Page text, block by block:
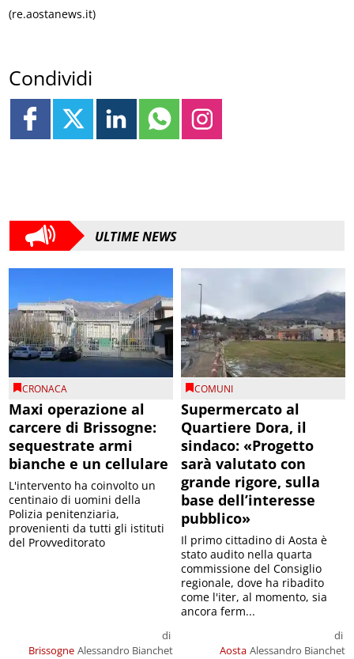
(re.aostanews.it)
Condividi
ULTIME NEWS
CRONACA
Maxi operazione al
carcere di Brissogne:
sequestrate armi
bianche e un cellulare
Brissogne
di
Alessandro Bianchet
L'intervento ha coinvolto un
centinaio di uomini della
Polizia penitenziaria,
provenienti da tutti gli istituti
del Provveditorato
COMUNI
Supermercato al
Quartiere Dora, il
sindaco: «Progetto
sarà valutato con
grande rigore, sulla
base dell’interesse
pubblico»
Aosta
di
Alessandro Bianchet
Il primo cittadino di Aosta è
stato audito nella quarta
commissione del Consiglio
regionale, dove ha ribadito
come l'iter, al momento, sia
ancora ferm...